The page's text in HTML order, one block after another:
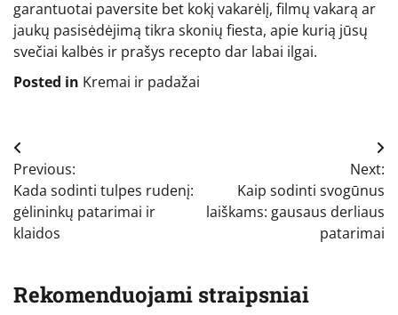
garantuotai paversite bet kokį vakarėlį, filmų vakarą ar
jaukų pasisėdėjimą tikra skonių fiesta, apie kurią jūsų
svečiai kalbės ir prašys recepto dar labai ilgai.
Posted in Kremai ir padažai
Navigacija
tarp
įrašų
Previous:
Kada sodinti tulpes rudenį:
gėlininkų patarimai ir
klaidos
Next:
Kaip sodinti svogūnus
laiškams: gausaus derliaus
patarimai
Rekomenduojami straipsniai